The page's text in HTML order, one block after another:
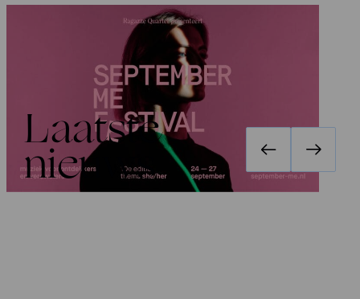
Festival September Me 2026
Laatste
nieuws